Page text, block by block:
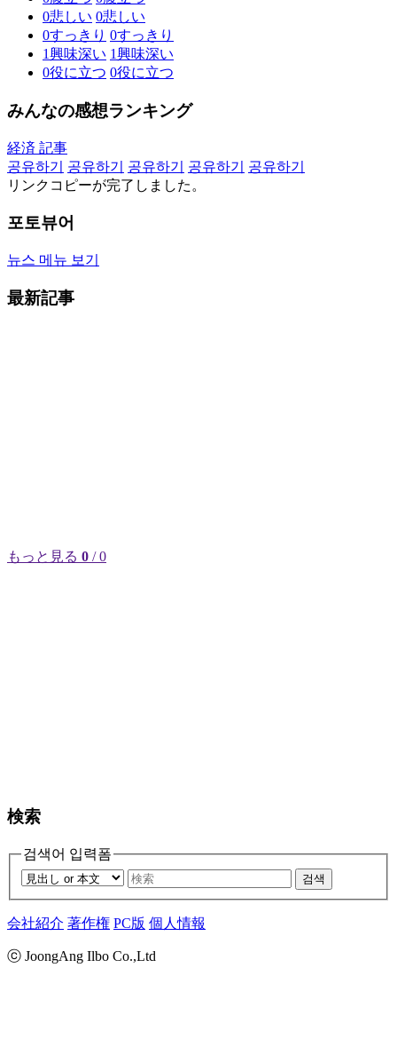
0悲しい 0悲しい
0すっきり 0すっきり
1興味深い 1興味深い
0役に立つ 0役に立つ
みんなの感想ランキング
経済 記事
공유하기
공유하기 공유하기 공유하기
공유하기
リンクコピーが完了しました。
포토뷰어
뉴스 메뉴 보기
最新記事
もっと見る 0 / 0
検索
검색어 입력폼
검색
会社紹介 著作権 PC版 個人情報
ⓒ JoongAng Ilbo Co.,Ltd